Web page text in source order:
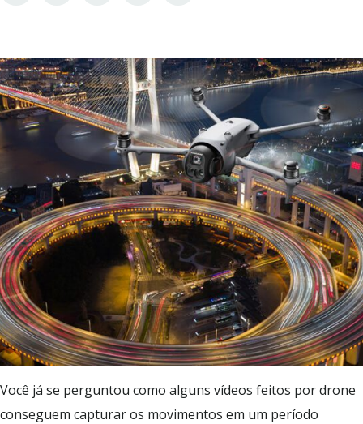
Você já se perguntou como alguns vídeos feitos por drone
conseguem capturar os movimentos em um período